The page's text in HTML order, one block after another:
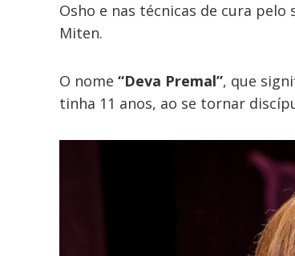
Osho e nas técnicas de cura
Miten.
O nome “Deva Premal”, que
tinha 11 anos, ao se tornar